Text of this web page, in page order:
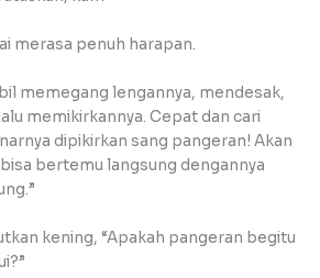
merasa penuh harapan.
memegang lengannya, mendesak,
memikirkannya. Cepat dan cari
dipikirkan sang pangeran! Akan
bertemu langsung dengannya
kening, “Apakah pangeran begitu